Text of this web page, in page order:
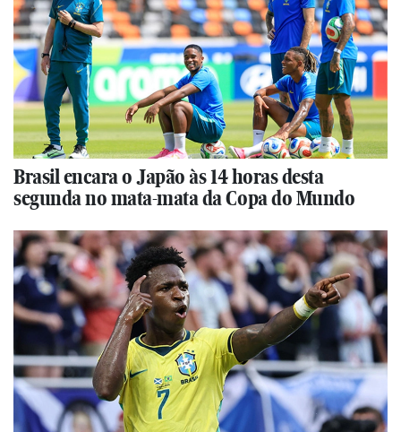
Brasil encara o Japão às 14 horas desta
segunda no mata-mata da Copa do Mundo